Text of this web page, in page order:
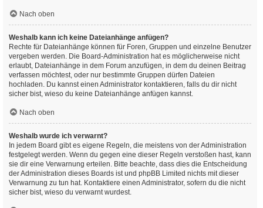
Nach oben
Weshalb kann ich keine Dateianhänge anfügen?
Rechte für Dateianhänge können für Foren, Gruppen und einzelne Benutzer
vergeben werden. Die Board-Administration hat es möglicherweise nicht
erlaubt, Dateianhänge in dem Forum anzufügen, in dem du deinen Beitrag
verfassen möchtest, oder nur bestimmte Gruppen dürfen Dateien
hochladen. Du kannst einen Administrator kontaktieren, falls du dir nicht
sicher bist, wieso du keine Dateianhänge anfügen kannst.
Nach oben
Weshalb wurde ich verwarnt?
In jedem Board gibt es eigene Regeln, die meistens von der Administration
festgelegt werden. Wenn du gegen eine dieser Regeln verstoßen hast, kann
sie dir eine Verwarnung erteilen. Bitte beachte, dass dies die Entscheidung
der Administration dieses Boards ist und phpBB Limited nichts mit dieser
Verwarnung zu tun hat. Kontaktiere einen Administrator, sofern du die nicht
sicher bist, wieso du verwarnt wurdest.